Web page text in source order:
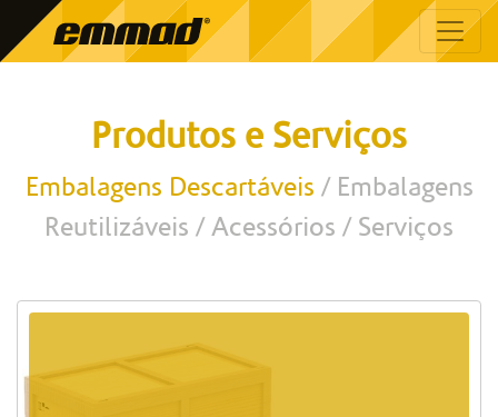
Produtos e Serviços
Embalagens Descartáveis
Embalagens
Reutilizáveis
Acessórios Serviços